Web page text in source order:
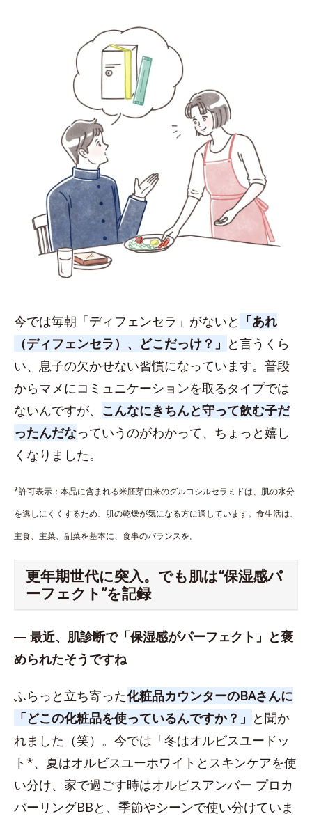
今では毎朝「ディフェンセラ」がないと 「あれ
（ディフェンセラ）、どこだっけ？」 と言うくら
い、息子の欠かせない習慣になっています。普段
からマメにコミュニケーションを取るタイプでは
ないんですが、 こんなにきちんと守って飲む子だ
ったんだなっていうのがわかって、ちょっと嬉し
くなりました。
*許可表示：本品に含まれる米胚芽由来のグルコシルセラミドは、肌の水分
を逃しにくくするため、肌の乾燥が気になる方に適しています。食生活は、
主食、主菜、副菜を基本に、食事のバランスを。
更年期世代に突入。でも肌は“保湿感パ
ーフェクト”を記録
― 最近、肌診断で「保湿感がパーフェクト」と褒
められたそうですね
ふらっと立ち寄った化粧品カウンターのBAさんに
「どこの化粧品を使っているんですか？」 と聞か
れました（笑）。今では「冬はオルビスユードッ
ト*、夏はオルビスユーホワイトとスキンケアを使
い分け、家で過ごす時はオルビスアンバー プロカ
バーリングBBと、季節やシーンで使い分けていま